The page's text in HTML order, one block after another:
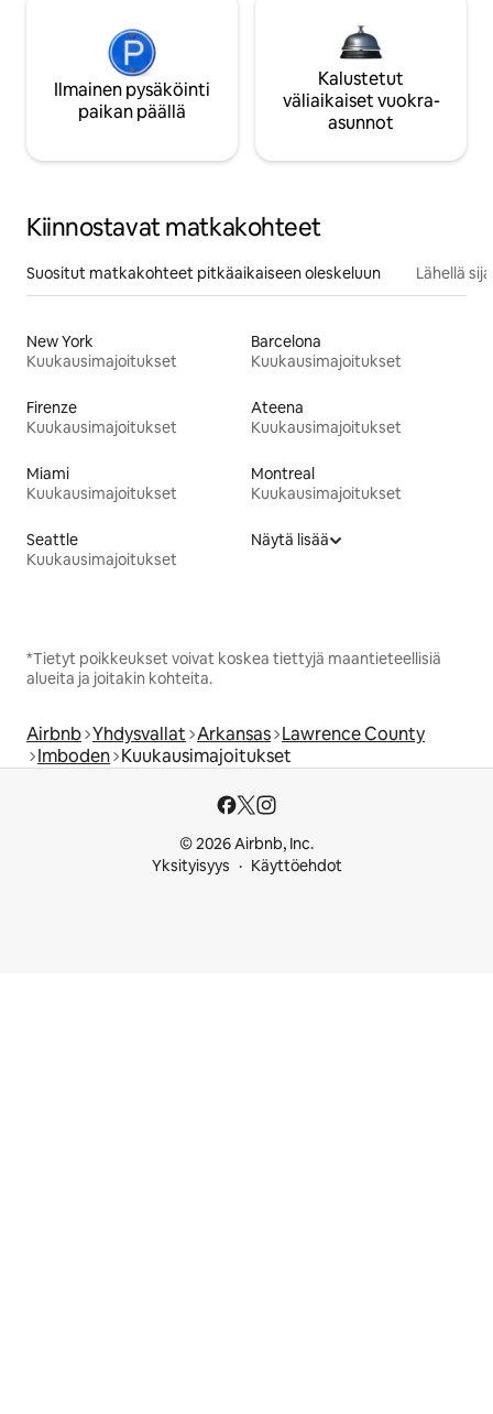
Ilmainen pysäköinti
paikan päällä
Kalustetut
väliaikaiset vuokra-
asunnot
Kiinnostavat matkakohteet
Suositut matkakohteet pitkäaikaiseen oleskeluun Lähellä
New York
Kuukausimajoitukset
Barcelona
Kuukausimajoitukset
Firenze
Kuukausimajoitukset
Ateena
Kuukausimajoitukset
Miami
Kuukausimajoitukset
Montreal
Kuukausimajoitukset
Seattle
Kuukausimajoitukset
Näytä lisää
*Tietyt poikkeukset voivat koskea tiettyjä maantieteellisiä
alueita ja joitakin kohteita.
Airbnb Yhdysvallat Arkansas Lawrence County
Imboden Kuukausimajoitukset
© 2026 Airbnb, Inc.
Yksityisyys
Käyttöehdot